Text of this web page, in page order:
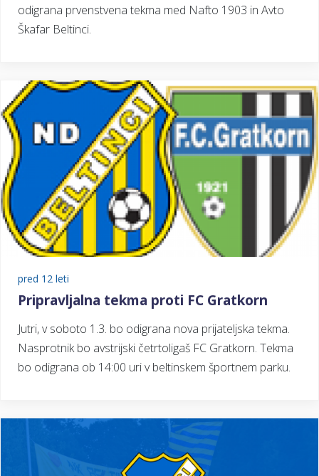
odigrana prvenstvena tekma med Nafto 1903 in Avto
Škafar Beltinci.
pred 12 leti
Pripravljalna tekma proti FC Gratkorn
Jutri, v soboto 1.3. bo odigrana nova prijateljska tekma.
Nasprotnik bo avstrijski četrtoligaš FC Gratkorn. Tekma
bo odigrana ob 14:00 uri v beltinskem športnem parku.